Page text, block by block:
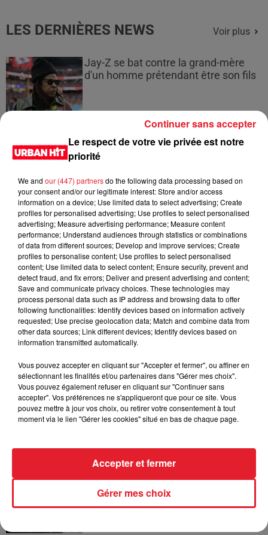
LES DERNIÈRES NEWS Voir plus
Jay-Z se bat contre la grand-mère
d'un homme prétendant être son fils
Cassie met fin à une ex-escorte
masculine dans sa bataille...
Des vitres tombent de la tour
Montparnasse : des désaccords
entre...
Incendies en Gironde : encore
plusieurs semaines avant
l'extinction...
Bouches-du-Rhône : les ossements
de deux militaires disparus...
Les prix des carburants explosent :
Le respect de votre vie privée est notre
priorité
We and our (447) partnersdo the following data processing based on
your consent and/or our legitimate interest: Store and/or access
information on a device; Use limited data to select advertising; Create
profiles for personalised advertising; Use profiles to select personalised
advertising; Measure advertising performance; Measure content
performance; Understand audiences through statistics or combinations
of data from different sources; Develop and improve services; Create
profiles to personalise content; Use profiles to select personalised
content; Use limited data to select content; Ensure security, prevent and
detect fraud, and fix errors; Deliver and present advertising and content;
Save and communicate privacy choices. These technologies may
process personal data such as IP address and browsing data to offer
following functionalities: Identify devices based on information actively
requested; Use precise geolocation data; Match and combine data from
other data sources; Link different devices; Identify devices based on
information transmitted automatically.
Vous pouvez accepter en cliquant sur "Accepter et fermer", ou affiner en
sélectionnant les finalités et/ou partenaires dans "Gérer mes choix".
Vous pouvez également refuser en cliquant sur "Continuer sans
accepter". Vos préférences ne s'appliqueront que pour ce site. Vous
pouvez mettre à jour vos choix, ou retirer votre consentement à tout
moment via le lien "Gérer les cookies" situé en bas de chaque page.
Gérer mes choix
Accepter et fermer
Continuer sans accepter